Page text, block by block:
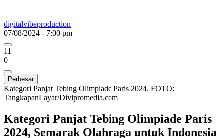
digitalvibeproduction
07/08/2024 - 7:00 pm
11
0
Perbesar
Kategori Panjat Tebing Olimpiade Paris 2024. FOTO:
TangkapanLayar/Divipromedia.com
Kategori Panjat Tebing Olimpiade Paris
2024, Semarak Olahraga untuk Indonesia